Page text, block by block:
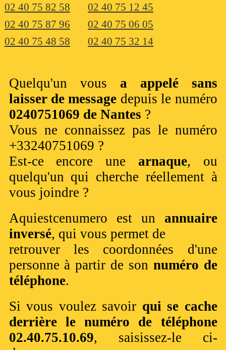
02 40 75 82 58
02 40 75 12 45
02 40 75 87 96
02 40 75 06 05
02 40 75 48 58
02 40 75 32 14
Quelqu'un vous a appelé sans
laisser de message depuis le numéro
0240751069 de Nantes ?
Vous ne connaissez pas le numéro
+33240751069 ?
Est-ce encore une arnaque, ou
quelqu'un qui cherche réellement à
vous joindre ?
Aquiestcenumero est un annuaire
inversé, qui vous permet de
retrouver les coordonnées d'une
personne à partir de son numéro de
téléphone.
Si vous voulez savoir qui se cache
derrière le numéro de téléphone
02.40.75.10.69, saisissez-le ci-